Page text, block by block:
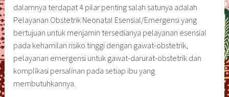
dalamnya terdapat 4 pilar penting salah satunya adalah
Pelayanan Obstetrik Neonatal Esensial/Emergensi yang
bertujuan untuk menjamin tersedianya pelayanan esensial
pada kehamilan risiko tinggi dengan gawat-obstetrik,
pelayanan emergensi untuk gawat-darurat-obstetrik dan
komplikasi persalinan pada setiap ibu yang
membutuhkannya.